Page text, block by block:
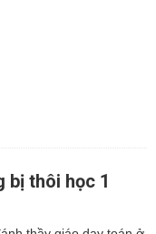
bị thôi học 1